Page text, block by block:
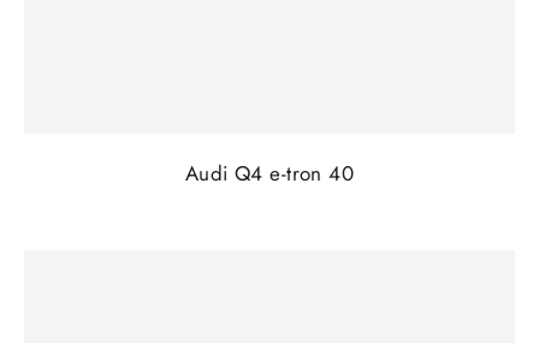
Audi Q4 e-tron 40